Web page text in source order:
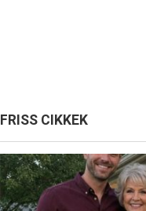
FRISS CIKKEK